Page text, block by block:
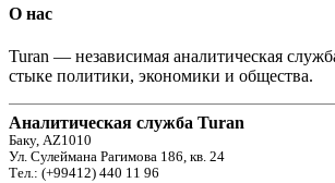
О нас
Turan — независимая аналитическая
стыке политики, экономики и общества.
Аналитическая служба Turan
Баку, AZ1010
Ул. Сулеймана Рагимова 186, кв. 24
Тел.: (+99412) 440 11 96